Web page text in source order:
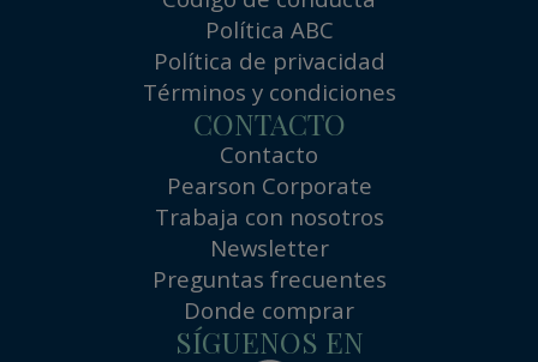
Política ABC
Política de privacidad
Términos y condiciones
CONTACTO
Contacto
Pearson Corporate
Trabaja con nosotros
Newsletter
Preguntas frecuentes
Donde comprar
SÍGUENOS EN